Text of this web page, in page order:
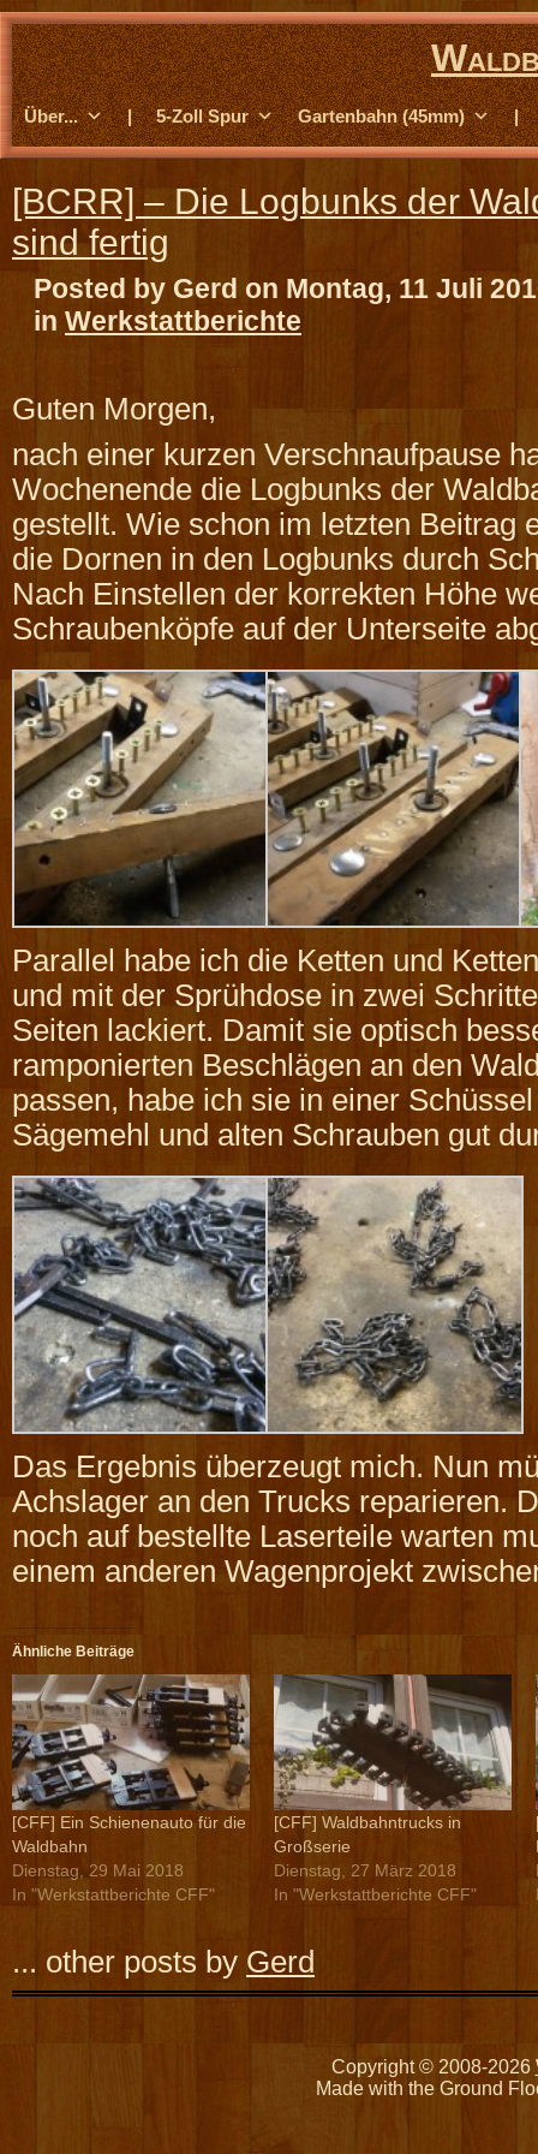
Über... | 5-Zoll Spur Gartenbahn (45mm) |
[BCRR] – Die Logbunks der
sind fertig
Posted by Gerd on Montag, 11 Juli
in Werkstattberichte
Guten Morgen,
nach einer kurzen Verschnaufpause
Wochenende die Logbunks der
gestellt. Wie schon im letzten Beitrag
die Dornen in den Logbunks durch
Nach Einstellen der korrekten Höhe
Schraubenköpfe auf der Unterseite
Parallel habe ich die Ketten und
und mit der Sprühdose in zwei
Seiten lackiert. Damit sie optisch
ramponierten Beschlägen an den
passen, habe ich sie in einer
Sägemehl und alten Schrauben gut
Das Ergebnis überzeugt mich. Nun
Achslager an den Trucks reparieren.
noch auf bestellte Laserteile warten
einem anderen Wagenprojekt
Ähnliche Beiträge
[CFF] Ein Schienenauto für die
Waldbahn
Dienstag, 29 Mai 2018
In "Werkstattberichte CFF"
[CFF] Waldbahntrucks in
Großserie
Dienstag, 27 März 2018
In "Werkstattberichte CFF"
... other posts by Gerd
Copyright © 2008-2026
Made with the Ground